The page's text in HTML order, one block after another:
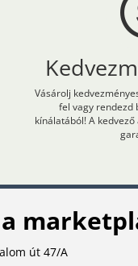
Vásárolj
fel vagy rendezd
kínálatából! A
út 47/A